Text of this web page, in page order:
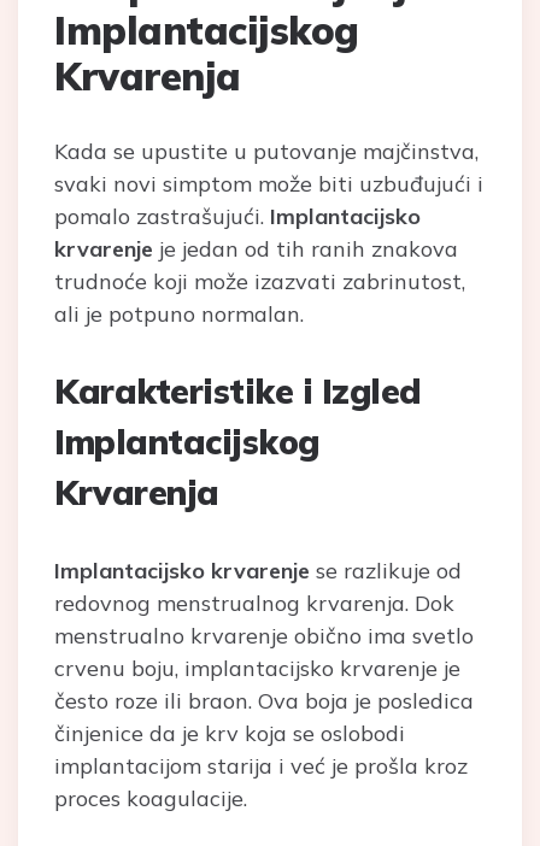
Implantacijskog
Krvarenja
Kada se upustite u putovanje majčinstva,
svaki novi simptom može biti uzbuđujući i
pomalo zastrašujući. Implantacijsko
krvarenje je jedan od tih ranih znakova
trudnoće koji može izazvati zabrinutost,
ali je potpuno normalan.
Karakteristike i Izgled
Implantacijskog
Krvarenja
Implantacijsko krvarenje se razlikuje od
redovnog menstrualnog krvarenja. Dok
menstrualno krvarenje obično ima svetlo
crvenu boju, implantacijsko krvarenje je
često roze ili braon. Ova boja je posledica
činjenice da je krv koja se oslobodi
implantacijom starija i već je prošla kroz
proces koagulacije.